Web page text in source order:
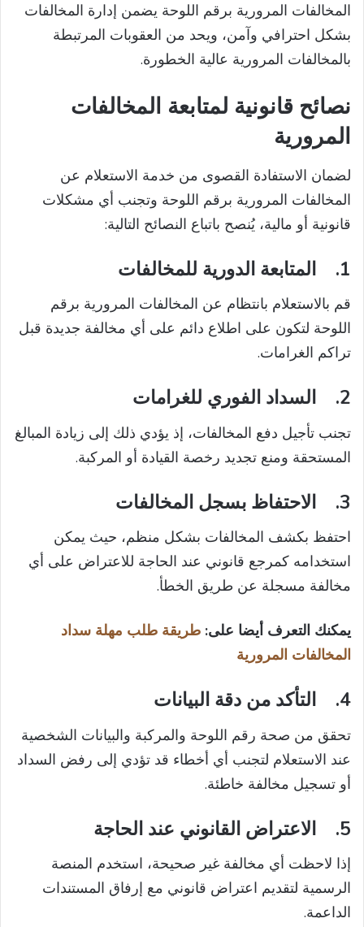
المخالفات المرورية برقم اللوحة يضمن إدارة المخالفات
بشكل احترافي وآمن، ويحد من العقوبات المرتبطة
بالمخالفات المرورية عالية الخطورة.
نصائح قانونية لمتابعة المخالفات
المرورية
لضمان الاستفادة القصوى من خدمة الاستعلام عن
المخالفات المرورية برقم اللوحة وتجنب أي مشكلات
قانونية أو مالية، يُنصح باتباع النصائح التالية:
1. المتابعة الدورية للمخالفات
قم بالاستعلام بانتظام عن المخالفات المرورية برقم
اللوحة لتكون على اطلاع دائم على أي مخالفة جديدة قبل
تراكم الغرامات.
2. السداد الفوري للغرامات
تجنب تأجيل دفع المخالفات، إذ يؤدي ذلك إلى زيادة المبالغ
المستحقة ومنع تجديد رخصة القيادة أو المركبة.
3. الاحتفاظ بسجل المخالفات
احتفظ بكشف المخالفات بشكل منظم، حيث يمكن
استخدامه كمرجع قانوني عند الحاجة للاعتراض على أي
مخالفة مسجلة عن طريق الخطأ.
يمكنك التعرف أيضا على: طريقة طلب مهلة سداد
المخالفات المرورية
4. التأكد من دقة البيانات
تحقق من صحة رقم اللوحة والمركبة والبيانات الشخصية
عند الاستعلام لتجنب أي أخطاء قد تؤدي إلى رفض السداد
أو تسجيل مخالفة خاطئة.
5. الاعتراض القانوني عند الحاجة
إذا لاحظت أي مخالفة غير صحيحة، استخدم المنصة
الرسمية لتقديم اعتراض قانوني مع إرفاق المستندات
الداعمة.